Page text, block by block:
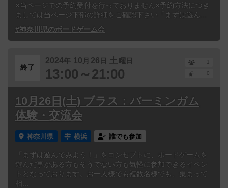
※当ページでの予約受付を行っておりません※予約方法につき
ましては当ページ下部の詳細をご確認下さい「まずは遊ん...
#神奈川県のボードゲーム会
終了
2024年 10 月 26 日 土 曜日
13:00～21:00
1
0
10月26日(土) ブラス：バーミンガム
体験・交流会
神奈川県 横浜 誰でも参加
「まずは遊んでみよう！」をコンセプトに、ボードゲームを
遊んだ事がある方もそうでない方も気軽に参加できるイベン
トとなっております。お一人様でも複数名様でも、集まって
相...